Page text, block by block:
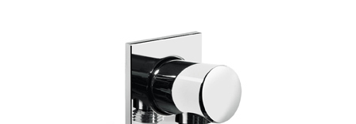
DEUTSCH
DEUTSCH